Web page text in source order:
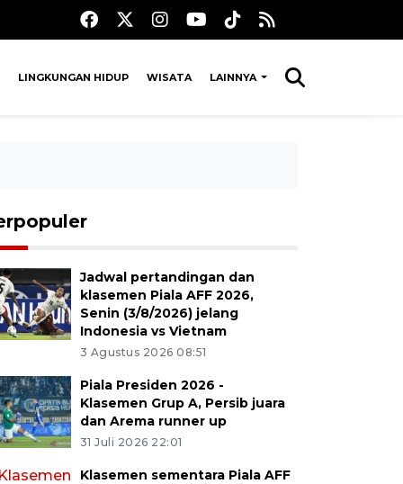
LINGKUNGAN HIDUP WISATA LAINNYA
Jadwal pertandingan dan
klasemen Piala AFF 2026,
Senin (3/8/2026) jelang
Indonesia vs Vietnam
3 Agustus 2026 08:51
Piala Presiden 2026 -
Klasemen Grup A, Persib juara
dan Arema runner up
31 Juli 2026 22:01
Klasemen sementara Piala AFF